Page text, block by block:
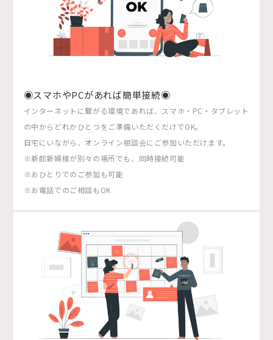
◉スマホやPCがあれば簡単接続◉
インターネットに繋がる環境であれば、スマホ・PC・タブレット
の中からどれかひとつをご準備いただくだけでOK。
自宅にいながら、オンライン相談会にご参加いただけます。
※新郎新婦様が別々の場所でも、同時接続可能
※おひとりでのご参加も可能
※お電話でのご相談もOK